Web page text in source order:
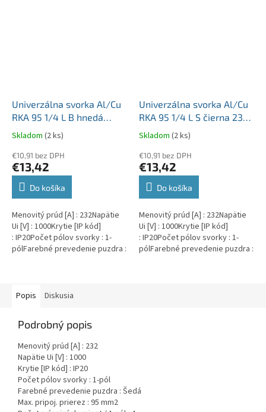
Univerzálna svorka Al/Cu
RKA 95 1/4 L B hnedá
232A 1pól 4x95mm2 na
DIN lištu aj panel
Skladom (2 ks)
€10,91 bez DPH
€13,42
Do košíka
Menovitý prúd [A] : 232Napätie
Ui [V] : 1000Krytie [IP kód]
: IP20Počet pólov svorky : 1-
pólFarebné prevedenie puzdra :
Univerzálna svorka Al/Cu
RKA 95 1/4 L S čierna 232A
1pól 4x95mm2 na DIN lištu
aj panel
Skladom (2 ks)
€10,91 bez DPH
€13,42
Do košíka
Menovitý prúd [A] : 232Napätie
Ui [V] : 1000Krytie [IP kód]
: IP20Počet pólov svorky : 1-
pólFarebné prevedenie puzdra :
Popis Diskusia
Podrobný popis
Menovitý prúd [A] : 232
Napätie Ui [V] : 1000
Krytie [IP kód] : IP20
Počet pólov svorky : 1-pól
Farebné prevedenie puzdra : Šedá
Max. pripoj. prierez : 95 mm2